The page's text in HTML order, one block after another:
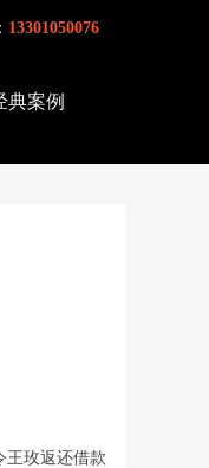
13301050076
典案例
玫返还借款